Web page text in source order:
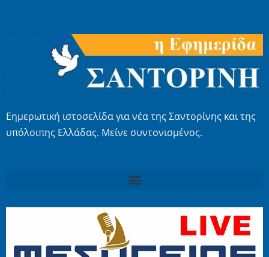
Εημερωτική ιστοσελίδα για νέα της Σαντορίνης και της
υπόλοιπης Ελλάδας. Μείνε συντονισμένος.